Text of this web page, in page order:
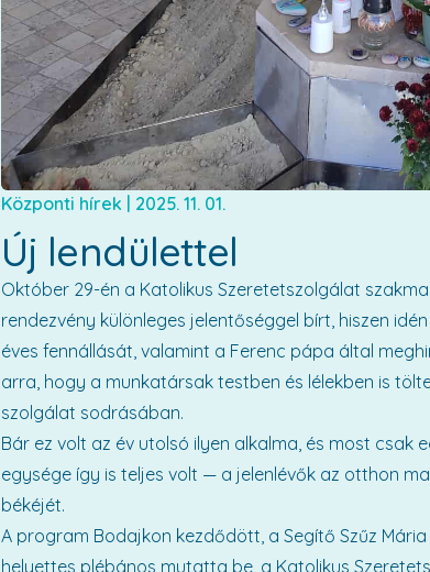
Központi hírek | 2025. 11. 01.
Új lendülettel
Október 29-én a Katolikus Szeretetszolgálat
rendezvény különleges jelentőséggel bírt, hiszen
éves fennállását, valamint a Ferenc pápa által
arra, hogy a munkatársak testben és lélekben is
szolgálat sodrásában.
Bár ez volt az év utolsó ilyen alkalma, és most
egysége így is teljes volt — a jelenlévők az otthon
békéjét.
A program Bodajkon kezdődött, a Segítő Szűz
helyettes plébános mutatta be, a Katolikus